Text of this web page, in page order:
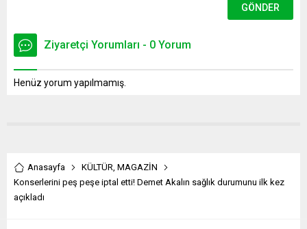
Ziyaretçi Yorumları - 0 Yorum
Henüz yorum yapılmamış.
Anasayfa KÜLTÜR, MAGAZİN
Konserlerini peş peşe iptal etti! Demet Akalın sağlık durumunu ilk kez
açıkladı